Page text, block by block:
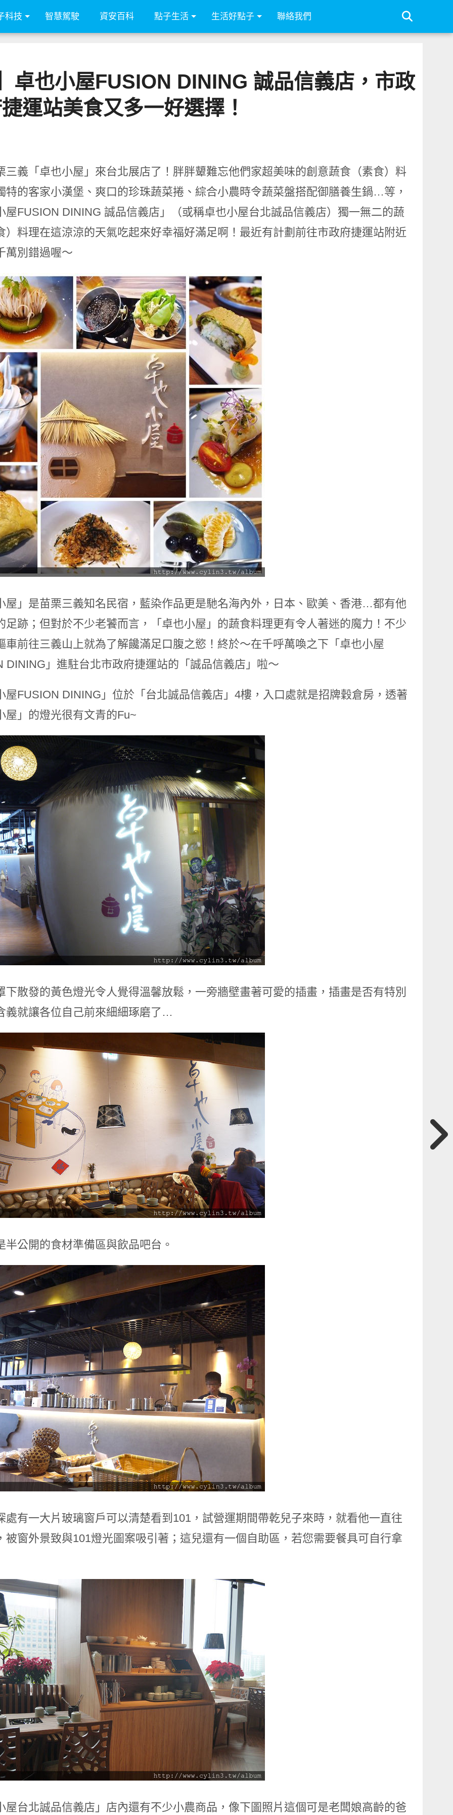
科技 智慧駕駛 資安百科 點子生活 生活好點子 聯絡我們
卓也小屋FUSION DINING 誠品信義店，市政
運站美食又多一好選擇！
三義「卓也小屋」來台北展店了！胖胖顰難忘他們家超美味的創意蔬食（素食）料
特的客家小漢堡、爽口的珍珠蔬菜捲、綜合小農時令蔬菜盤搭配御膳養生鍋…等，
屋FUSION DINING 誠品信義店」（或稱卓也小屋台北誠品信義店）獨一無二的蔬
）料理在這涼涼的天氣吃起來好幸福好滿足啊！最近有計劃前往市政府捷運站附近
萬別錯過喔～
屋」是苗栗三義知名民宿，藍染作品更是馳名海內外，日本、歐美、香港…都有他
足跡；但對於不少老饕而言，「卓也小屋」的蔬食料理更有令人著迷的魔力！不少
車前往三義山上就為了解饞滿足口腹之慾！終於～在千呼萬喚之下「卓也小屋
DINING」進駐台北市政府捷運站的「誠品信義店」啦～
屋FUSION DINING」位於「台北誠品信義店」4樓，入口處就是招牌穀倉房，透著
屋」的燈光很有文青的Fu~
下散發的黃色燈光令人覺得溫馨放鬆，一旁牆壁畫著可愛的插畫，插畫是否有特別
義就讓各位自己前來細細琢磨了…
半公開的食材準備區與飲品吧台。
處有一大片玻璃窗戶可以清楚看到101，試營運期間帶乾兒子來時，就看他一直往
被窗外景致與101燈光圖案吸引著；這兒還有一個自助區，若您需要餐具可自行拿
屋台北誠品信義店」店內還有不少小農商品，像下圖照片這個可是老闆娘高齡的爸